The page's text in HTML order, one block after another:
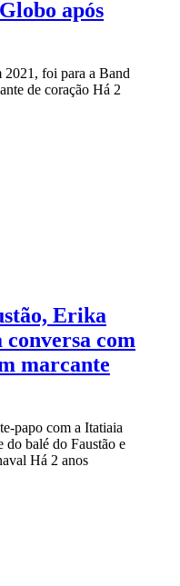
após
2021, foi para a Band
de coração Há 2
Erika
com
marcante
papo com a Itatiaia
do balé do Faustão e
Há 2 anos